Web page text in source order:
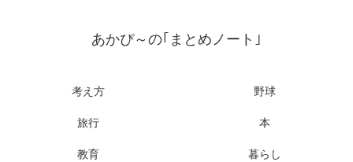
あかぴ～の｢まとめノート｣
考え方 野球
旅行 本
教育 暮らし